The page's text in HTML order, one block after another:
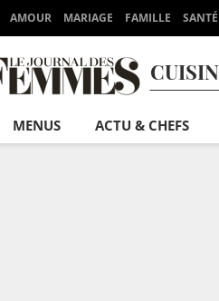
AMOUR MARIAGE FAMILLE SANTÉ
MENUS ACTU & CHEFS